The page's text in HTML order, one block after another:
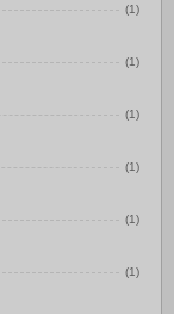
(1)
(1)
(1)
(1)
(1)
(1)